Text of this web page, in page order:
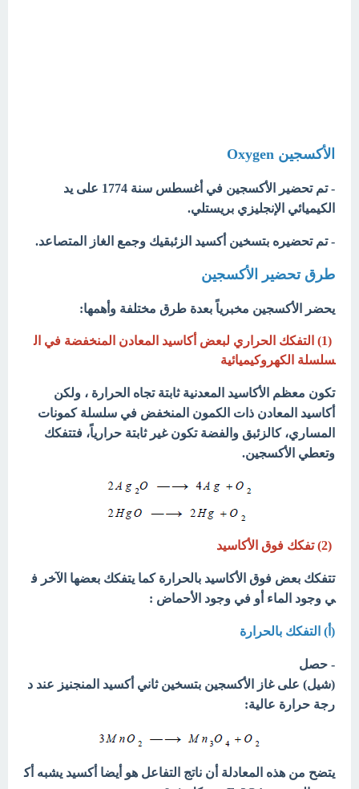
الأكسجين Oxygen
- تم تحضير الأكسجين في أغسطس سنة 1774 على يد
الكيميائي الإنجليزي بريستلي.
- تم تحضيره بتسخين أكسيد الزئبقيك وجمع الغاز المتصاعد.
طرق تحضير الأكسجين
يحضر الأكسجين مخبرياً بعدة طرق مختلفة وأهمها:
(1) التفكك الحراري لبعض أكاسيد المعادن المنخفضة في ال
سلسلة الكهروكيميائية
تكون معظم الأكاسيد المعدنية ثابتة تجاه الحرارة ، ولكن
أكاسيد المعادن ذات الكمون المنخفض في سلسلة كمونات
المساري، كالزئبق والفضة تكون غير ثابتة حرارياً، فتتفكك
وتعطي الأكسجين.
(2) تفكك فوق الأكاسيد
تتفكك بعض فوق الأكاسيد بالحرارة كما يتفكك بعضها الآخر ف
ي وجود الماء أو في وجود الأحماض :
(أ) التفكك بالحرارة
- حصل
(شيل) على غاز الأكسجين بتسخين ثاني أكسيد المنجنيز عند د
رجة حرارة عالية:
يتضح من هذه المعادلة أن ناتج التفاعل هو أيضا أكسيد يشبه أك